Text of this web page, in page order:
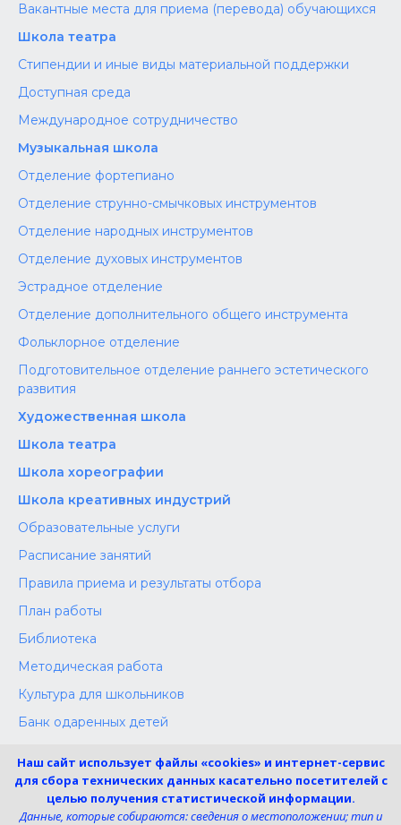
Вакантные места для приема (перевода) обучающихся
Школа театра
Стипендии и иные виды материальной поддержки
Доступная среда
Международное сотрудничество
Музыкальная школа
Отделение фортепиано
Отделение струнно-смычковых инструментов
Отделение народных инструментов
Отделение духовых инструментов
Эстрадное отделение
Отделение дополнительного общего инструмента
Фольклорное отделение
Подготовительное отделение раннего эстетического
развития
Художественная школа
Школа‌‌‌‌ театра
Школа хореографии
Школа креативных индустрий
Образовательные услуги
Расписание занятий
Правила приема и результаты отбора
План работы
Библиотека
Методическая работа
Культура для школьников
Банк одаренных детей
Независимая оценка
Меры поддержки участников СВО
Наш сайт использует файлы «cookies» и интернет-сервис
для сбора технических данных касательно посетителей с
целью получения статистической информации.
Данные, которые собираются: сведения о местоположении; тип и